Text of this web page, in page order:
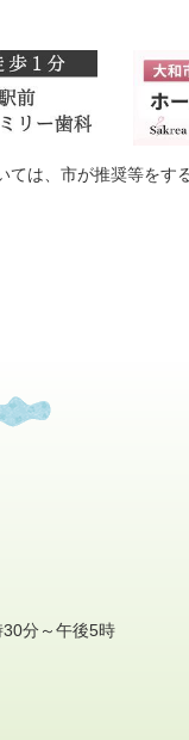
は、市が推奨等をす
分～午後5時